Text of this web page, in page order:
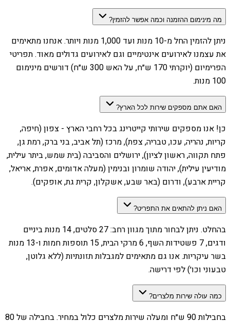
מה מינימום ההזמנה וכמה אפשר להזמין?
ניתן להזמין החל מ-10 מנות ועד 1,000 מנות ויותר. אנחנו מתאימים
את עצמנו לאירועים אינטימיים וגם לאירועים גדולים מאוד. תפריטי
הפרימיום (יוקרתי 170 ש״ח, על האש 300 ש״ח) דורשים מינימום
100 מנות.
האם אתם מספקים שירות לכל הארץ?
כן! אנו מספקים שירותי קייטרינג בכל רחבי הארץ - צפון (חיפה,
קריות, נהריה, עכו, טבריה, צפת), מרכז (תל אביב, בני ברק, רמת גן,
פתח תקווה, ראשון לציון), ירושלים והסביבה (בית שמש, ביתר עילית,
מודיעין עילית), יהודה שומרון ובנימין (מעלה אדומים, אפרת, אריאל,
קריית ארבע), ודרום (באר שבע, אשקלון, קרית גת, אופקים).
האם ניתן להתאים את התפריט?
בהחלט. ניתן לבחור מתוך מגוון רחב: 27 סלטים, 14 מנות ביניים
ודגים, 7 פשטידות השף, 6 מרקי הבית, 15 תוספות חמות ו-13 מנות
בשר עיקריות. אנו גם מתאימים למגבלות תזונתיות (ללא גלוטן,
טבעוני וכו׳) לפי דרישה.
כמה עולה שירות מלצרים?
בחבילות 90 ש״ח ומעלה שירות מלצרים כלול במחיר. בחבילה של 80